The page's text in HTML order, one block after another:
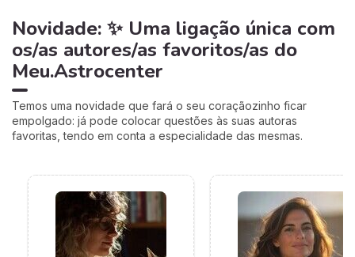
Novidade: ✨ Uma ligação única com
os/as autores/as favoritos/as do
Meu.Astrocenter
Temos uma novidade que fará o seu coraçãozinho ficar
empolgado: já pode colocar questões às suas autoras
favoritas, tendo em conta a especialidade das mesmas.